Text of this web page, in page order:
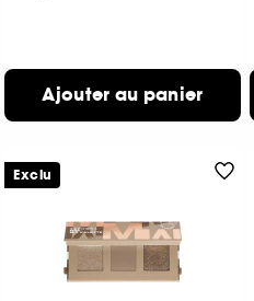
Ajouter au panier
Exclu